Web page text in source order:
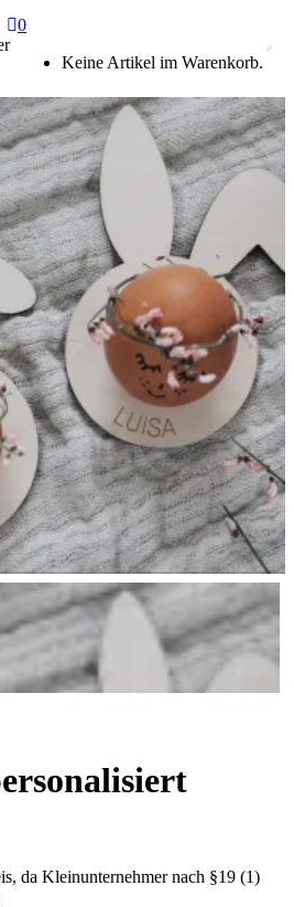
0
Keine Artikel im Warenkorb.
da Kleinunternehmer nach §19 (1)